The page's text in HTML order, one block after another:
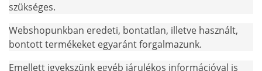
szükséges.
Webshopunkban eredeti, bontatlan, illetve használt,
bontott termékeket egyaránt forgalmazunk.
Emellett igyekszünk egyéb járulékos információval is